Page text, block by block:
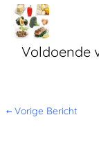
Voldoende
← Vorige Bericht